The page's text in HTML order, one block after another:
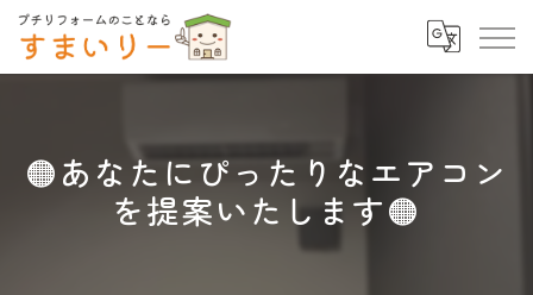
🟠あなたにぴったりなエアコン
を提案いたします🟠